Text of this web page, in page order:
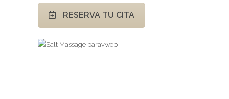
RESERVA TU CITA